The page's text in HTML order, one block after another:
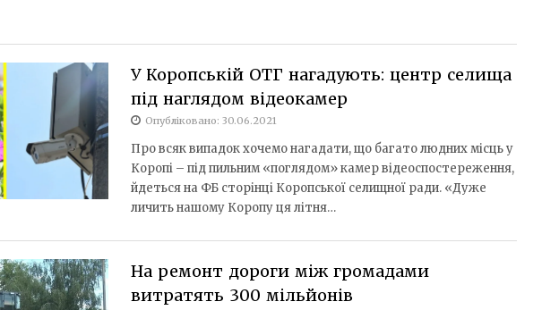
У Коропській ОТГ нагадують: центр селища
під наглядом відеокамер
Опубліковано: 30.06.2021
Про всяк випадок хочемо нагадати, що багато людних місць у
Коропі – під пильним «поглядом» камер відеоспостереження,
йдеться на ФБ сторінці Коропської селищної ради. «Дуже
личить нашому Коропу ця літня…
На ремонт дороги між громадами
витратять 300 мільйонів